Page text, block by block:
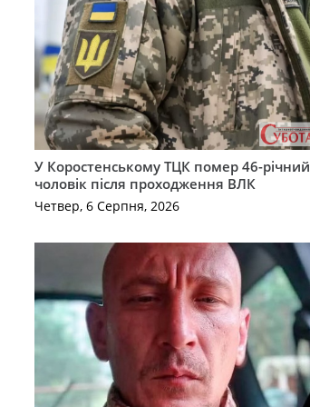
У Коростенському ТЦК помер 46-річний
чоловік після проходження ВЛК
Четвер, 6 Серпня, 2026